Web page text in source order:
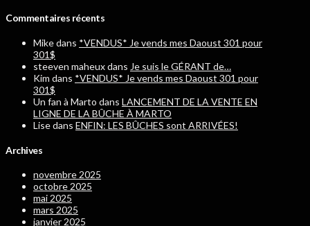
Commentaires récents
Mikedans *VENDUS* Je vends mes Daoust 301 pour
301$
steeven maheuxdans Je suis le GÉRANT de…
Kim dans *VENDUS* Je vends mes Daoust 301 pour
301$
Un fan à Marto dans LANCEMENT DE LA VENTE EN
LIGNE DE LA BÛCHE À MARTO
Lisedans ENFIN: LES BÛCHES sont ARRIVÉES!
Archives
novembre 2025
octobre 2025
mai 2025
mars 2025
janvier 2025